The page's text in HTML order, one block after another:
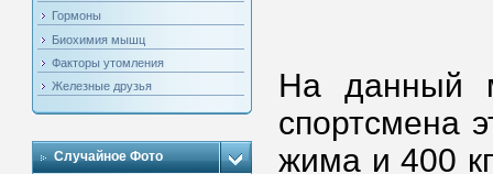
Гормоны
Биохимия мышц
Факторы утомления
Железные друзья
Случайное Фото
На данный
спортсмена
жима и 400